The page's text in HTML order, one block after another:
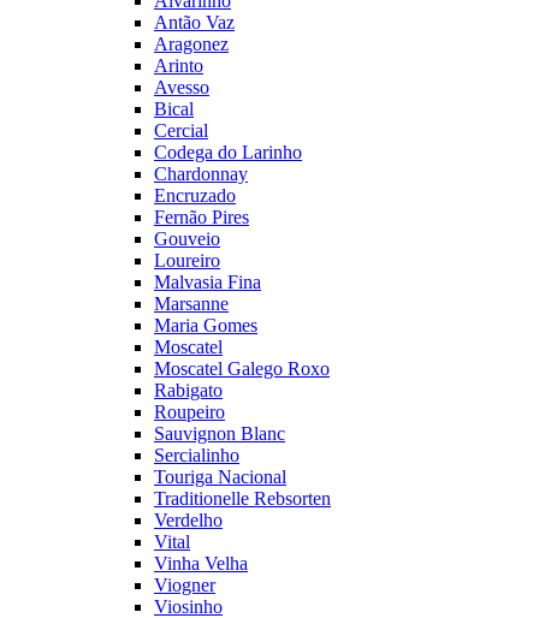
Antão Vaz
Aragonez
Arinto
Avesso
Bical
Cercial
Codega do Larinho
Chardonnay
Encruzado
Fernão Pires
Gouveio
Loureiro
Malvasia Fina
Marsanne
Maria Gomes
Moscatel
Moscatel Galego Roxo
Rabigato
Roupeiro
Sauvignon Blanc
Sercialinho
Touriga Nacional
Traditionelle Rebsorten
Verdelho
Vital
Vinha Velha
Viogner
Viosinho